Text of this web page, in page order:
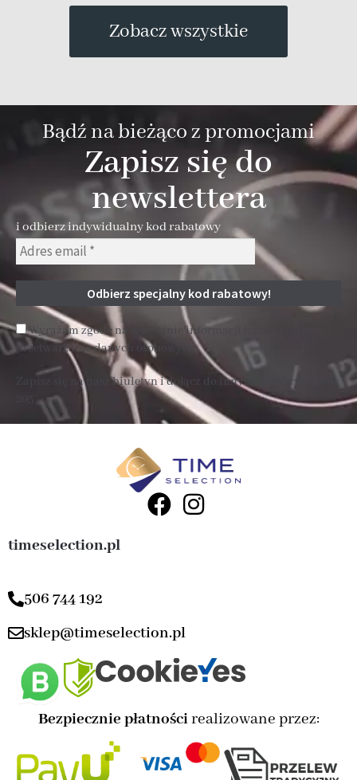
Zobacz wszystkie
Bądź na bieżąco z promocjami
Zapisz się do
newslettera
i odbierz indywidualny kod rabatowy
Wyrażam zgodę na wysyłanie informacji handlowej i
przetwarzanie danych osobowych
Zapisz się na nasz biuletyn i dołącz do innych subskrybentów
timeselection.pl
506 744 192
sklep@timeselection.pl
Bezpiecznie płatnościrealizowane przez: